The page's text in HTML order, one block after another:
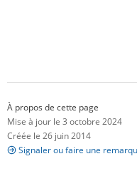
À propos de cette page
Mise à jour le 3 octobre 2024
Créée le 26 juin 2014
Signaler ou faire une